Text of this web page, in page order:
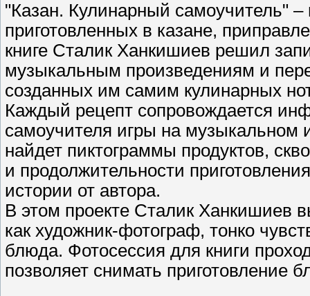
"Казан. Кулинарный самоучитель"
приготовленных в казане,
книге Сталик Ханкишиев решил
музыкальным произведениям и
созданных им самим кулинарных
Каждый рецепт сопровождается
самоучителя игры на музыкальном
найдет пиктограммы продуктов,
и продолжительности
истории от автора.
В этом проекте Сталик Ханкишиев
как художник-фотограф, тонко
блюда. Фотосессия для книги
позволяет снимать приготовление